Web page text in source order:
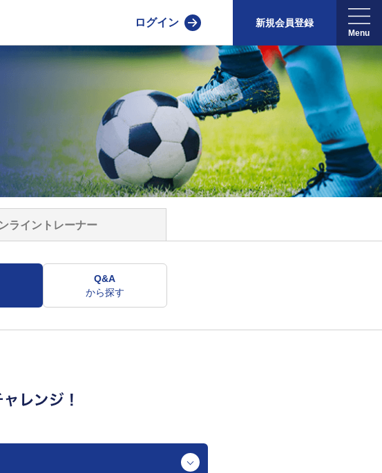
ログイン 新規会員登録
ライントレーナー
Q&A
から探す